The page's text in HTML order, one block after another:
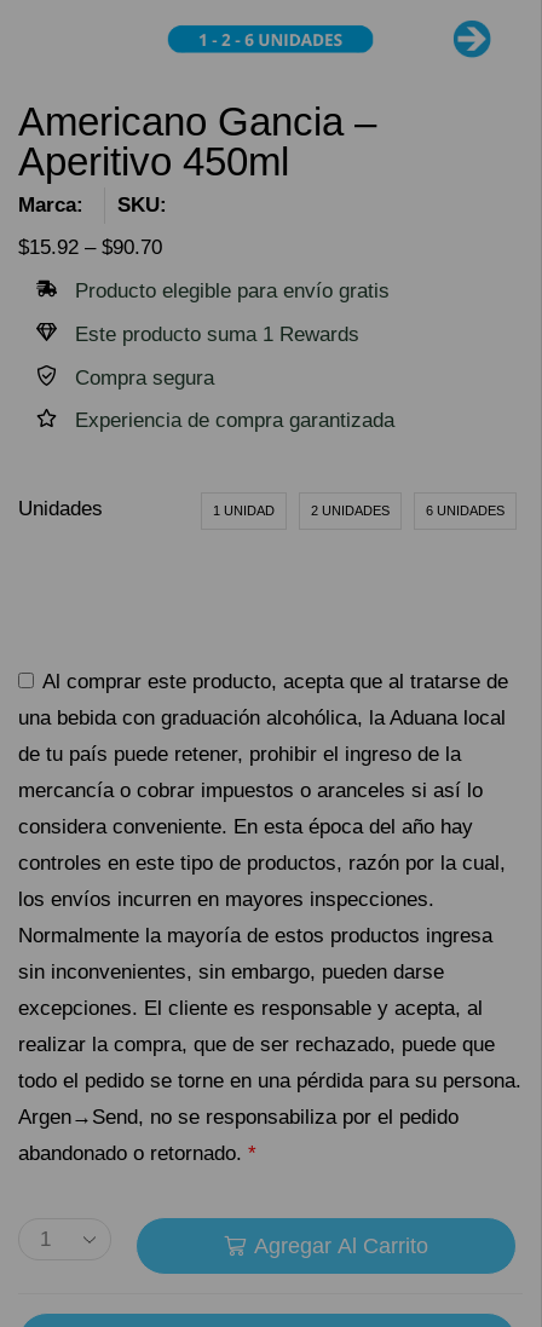
Americano Gancia –
Aperitivo 450ml
Marca:
SKU:
$15.92 – $90.70
Producto elegible para envío gratis
Este producto suma 1 Rewards
Compra segura
Experiencia de compra garantizada
Unidades 1 UNIDAD 2 UNIDADES 6 UNIDADES
Al comprar este producto, acepta que al tratarse de
una bebida con graduación alcohólica, la Aduana local
de tu país puede retener, prohibir el ingreso de la
mercancía o cobrar impuestos o aranceles si así lo
considera conveniente. En esta época del año hay
controles en este tipo de productos, razón por la cual,
los envíos incurren en mayores inspecciones.
Normalmente la mayoría de estos productos ingresa
sin inconvenientes, sin embargo, pueden darse
excepciones. El cliente es responsable y acepta, al
realizar la compra, que de ser rechazado, puede que
todo el pedido se torne en una pérdida para su persona.
Argen→Send, no se responsabiliza por el pedido
abandonado o retornado. *
Agregar Al Carrito